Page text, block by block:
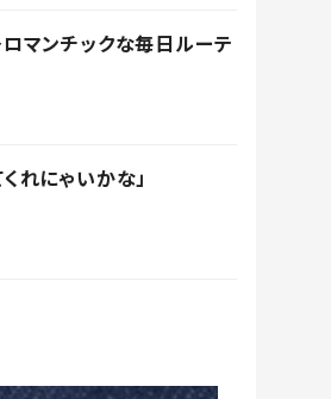
マンチックな毎日ルーテ
れにゃいかな」